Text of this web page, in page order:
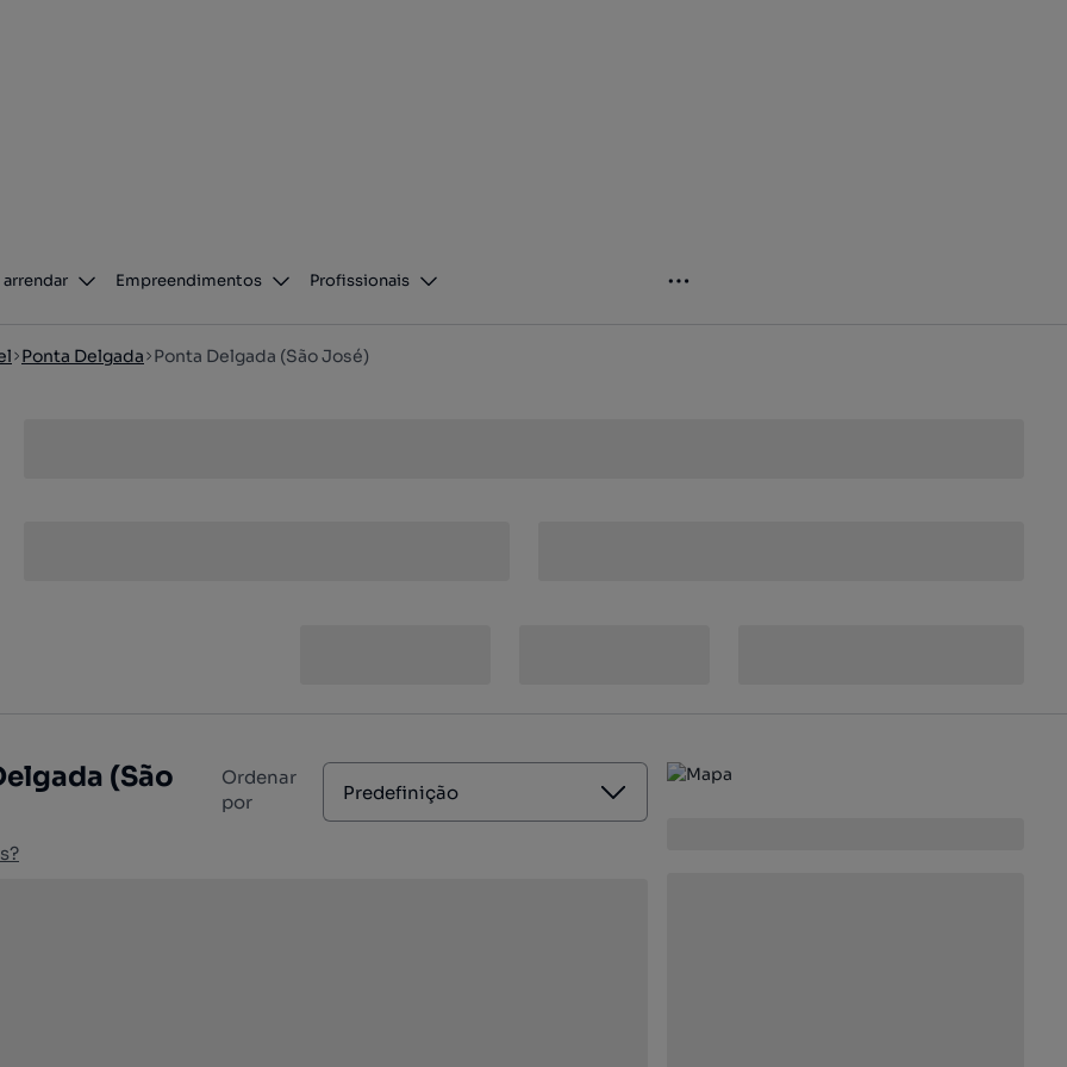
arrendar Empreendimentos Profissionais
Ponta Delgada Ponta Delgada (São José)
(São
Ordenar
por
Predefinição